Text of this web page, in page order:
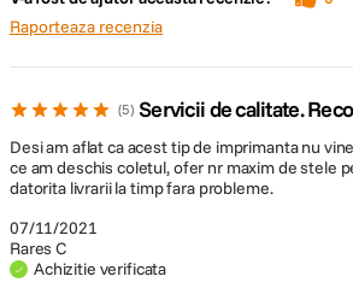
Greutate
Wi-Fi
Nu Sisteme
OS X 10.6.8 or later,
Windows 7, Windows
Raporteaza recenzia
5 Servicii de calitate.
07/11/2021
Rares C
Achizitie verificata
Desi am aflat ca acest tip de imprimanta nu
ce am deschis coletul, ofer nr maxim de stele
datorita livrarii la timp fara probleme.